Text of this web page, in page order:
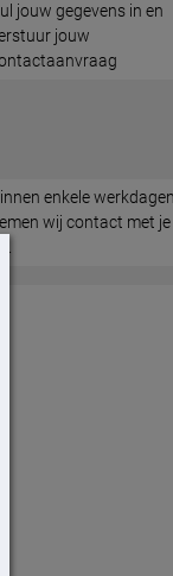
jouw gegevens in en
jouw
enkele werkdagen
wij contact met je